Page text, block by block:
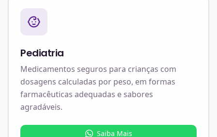
Pediatria
Medicamentos seguros para crianças com
dosagens calculadas por peso, em formas
farmacêuticas adequadas e sabores
agradáveis.
Saiba Mais